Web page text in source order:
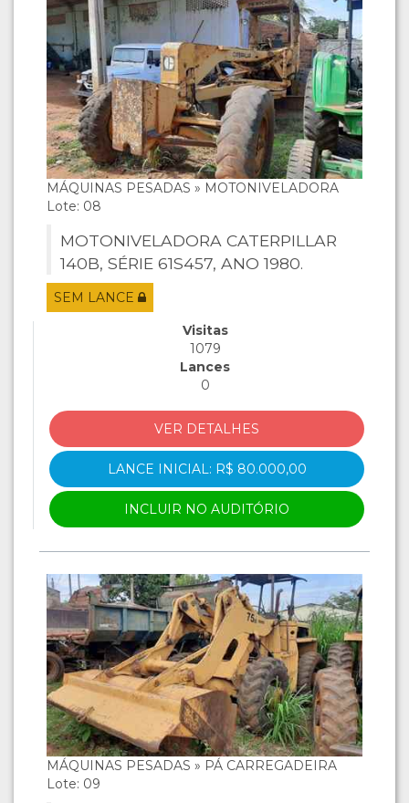
MÁQUINAS PESADAS » MOTONIVELADORA
Lote: 08
MOTONIVELADORA CATERPILLAR
140B, SÉRIE 61S457, ANO 1980.
SEM LANCE
Visitas
1079
Lances
0
VER DETALHES
LANCE INICIAL: R$ 80.000,00
INCLUIR NO AUDITÓRIO
MÁQUINAS PESADAS » PÁ CARREGADEIRA
Lote: 09